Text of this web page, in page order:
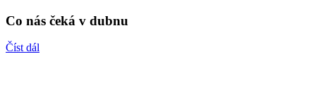
Co nás čeká v dubnu
Číst dál